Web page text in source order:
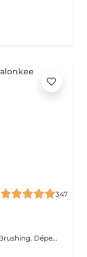
347
Le Forfait Brushing contient uniquement le Brushing. Dépendant de la longueur des cheveux, le prix peut varier. En cas de questions veuillez appeler au +352 27 70 21 25.